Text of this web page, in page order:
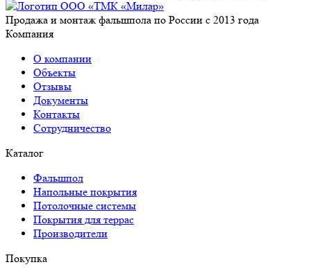
Продажа и монтаж фальшпола по России с 2013 года
Компания
О компании
Объекты
Отзывы
Документы
Контакты
Сотрудничество
Каталог
Фальшпол
Напольные покрытия
Потолочные системы
Покрытия для террас
Производители
Покупка